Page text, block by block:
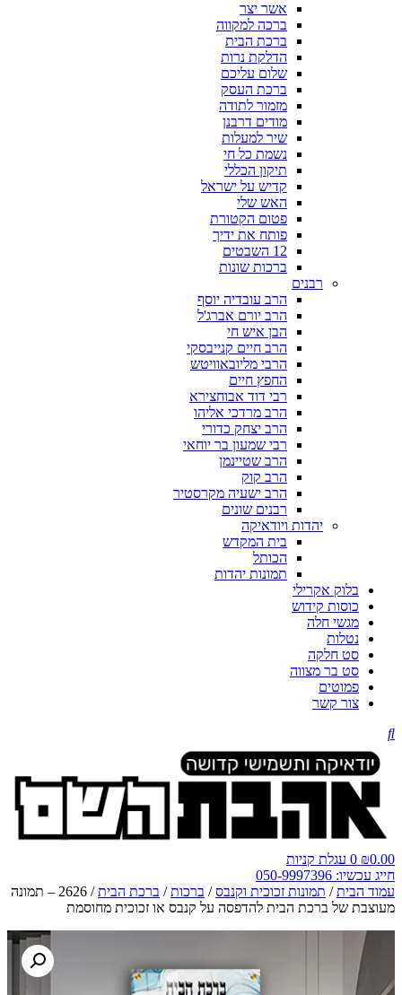
אשר יצר
ברכה למקווה
ברכת הבית
הדלקת נרות
שלום עליכם
ברכת העסק
מזמור לתודה
מודים דרבנן
שיר למעלות
נשמת כל חי
תיקון הכללי
קדיש על ישראל
האש שלי
פטום הקטורת
פותח את ידיך
12 השבטים
ברכות שונות
רבנים
הרב עובדיה יוסף
הרב יורם אברג'ל
הבן איש חי
הרב חיים קנייבסקי
הרבי מליובאוויטש
החפץ חיים
רבי דוד אבוחצירא
הרב מרדכי אליהו
הרב יצחק כדורי
רבי שמעון בר יוחאי
הרב שטיינמן
הרב קוק
הרב ישעיה מקרסטיר
רבנים שונים
יהדות ויודאיקה
בית המקדש
הכותל
תמונות יהדות
בלוק אקרילי
כוסות קידוש
מגשי חלה
נטלות
סט חלקה
סט בר מצווה
פמוטים
צור קשר
₪0.00
0 עגלת קניות
חייג עכשיו: 050-9997396
עמוד הבית/ תמונות זכוכית וקנבס/ ברכות/ ברכת הבית
/ 2626 – תמונה
מעוצבת של ברכת הבית להדפסה על קנבס או זכוכית מחוסמת